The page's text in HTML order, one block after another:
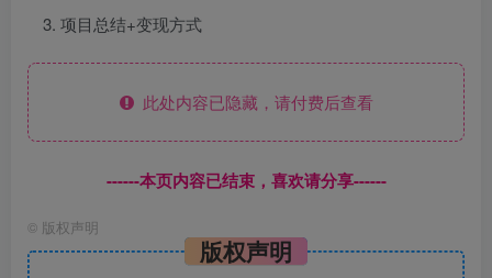
项目总结+变现方式
此处内容已隐藏，请付费后查看
------本页内容已结束，喜欢请分享------
© 版权声明
版权声明